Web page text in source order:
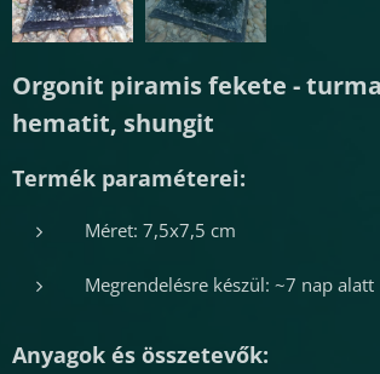
Orgonit piramis fekete -
hematit, shungit
Termék paraméterei:
Méret: 7,5x7,5 cm
Megrendelésre készül: ~7 nap alatt
Anyagok és összetevők: